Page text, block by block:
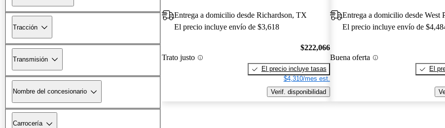
Tracción
Transmisión
Nombre del concesionario
Carrocería
Entrega a domicilio desde Richardson, TX
El precio incluye envío de $3,618
Trato justo
$222,066
El precio incluye tasas
$4,310/mes est.
Verif. disponibilidad
Entrega a domicilio desde West
El precio incluye envío de
Buena oferta
El